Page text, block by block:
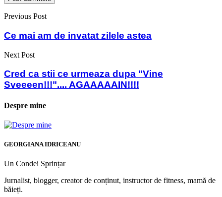
Previous Post
Ce mai am de invatat zilele astea
Next Post
Cred ca stii ce urmeaza dupa "Vine
Sveeeen!!!".... AGAAAAAIN!!!!
Despre mine
GEORGIANA IDRICEANU
Un Condei Sprințar
Jurnalist, blogger, creator de conținut, instructor de fitness, mamă de
băieți.